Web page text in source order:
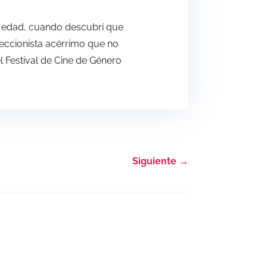
cuando descubrí que
acérrimo que no
de Cine de Género
Siguiente →